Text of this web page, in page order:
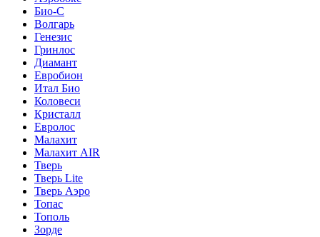
Био-С
Волгарь
Генезис
Гринлос
Диамант
Евробион
Итал Био
Коловеси
Кристалл
Евролос
Малахит
Малахит AIR
Тверь
Тверь Lite
Тверь Аэро
Топас
Тополь
Зорде